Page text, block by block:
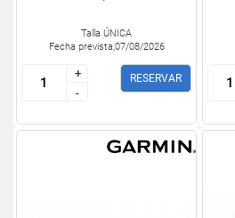
Talla ÚNICA
Fecha prevista,07/08/2026
+
-
+
-
RESERVAR